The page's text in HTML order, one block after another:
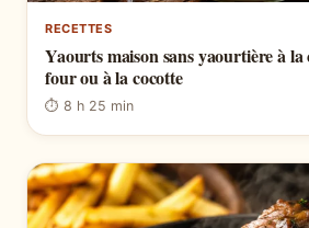
RECETTES
Yaourts maison sans yaourtière à la
four ou à la cocotte
⏱ 8 h 25 min